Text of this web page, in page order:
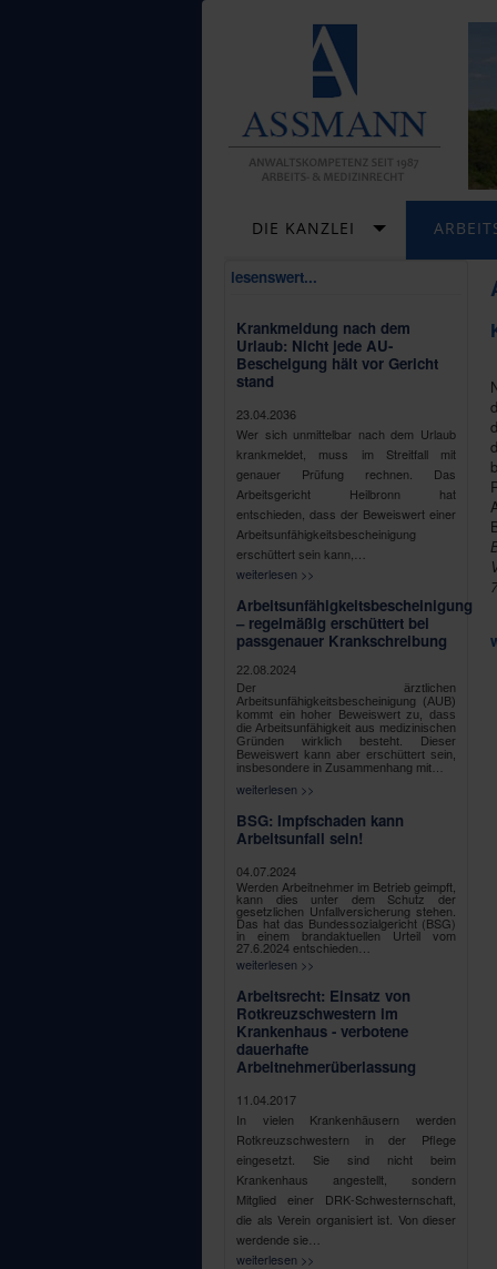
DIE KANZLEI
lesenswert...
Krankmeldung nach dem
Urlaub: Nicht jede AU-
Bescheigung hält vor Gericht
stand
23.04.2036
Wer sich unmittelbar nach dem Urlaub
krankmeldet, muss im Streitfall mit
genauer Prüfung rechnen. Das
Arbeitsgericht Heilbronn hat
entschieden, dass der Beweiswert einer
Arbeitsunfähigkeitsbescheinigung
erschüttert sein kann,…
weiterlesen >>
Arbeitsunfähigkeitsbescheinigung
– regelmäßig erschüttert bei
passgenauer Krankschreibung
22.08.2024
Der ärztlichen
Arbeitsunfähigkeitsbescheinigung (AUB)
kommt ein hoher Beweiswert zu, dass
die Arbeitsunfähigkeit aus medizinischen
Gründen wirklich besteht. Dieser
Beweiswert kann aber erschüttert sein,
insbesondere in Zusammenhang mit…
weiterlesen >>
BSG: Impfschaden kann
Arbeitsunfall sein!
04.07.2024
Werden Arbeitnehmer im Betrieb geimpft,
kann dies unter dem Schutz der
gesetzlichen Unfallversicherung stehen.
Das hat das Bundessozialgericht (BSG)
in einem brandaktuellen Urteil vom
27.6.2024 entschieden…
weiterlesen >>
Arbeitsrecht: Einsatz von
Rotkreuzschwestern im
Krankenhaus - verbotene
dauerhafte
Arbeitnehmerüberlassung
11.04.2017
In vielen Krankenhäusern werden
Rotkreuzschwestern in der Pflege
eingesetzt. Sie sind nicht beim
Krankenhaus angestellt, sondern
Mitglied einer DRK-Schwesternschaft,
die als Verein organisiert ist. Von dieser
werdende sie…
weiterlesen >>